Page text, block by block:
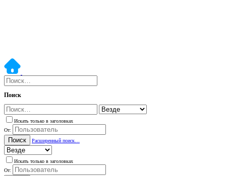
Поиск
Искать только в заголовках
От:
Поиск Расширенный поиск…
Искать только в заголовках
От: